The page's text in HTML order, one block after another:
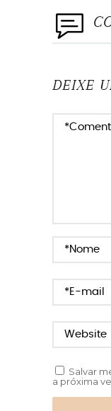
DEIXE
Salvar
a próxima